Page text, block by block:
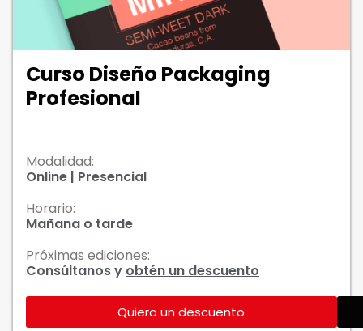
Curso Diseño Packaging
Profesional
Modalidad:
Online | Presencial
Horario:
Mañana o tarde
Próximas ediciones:
Consúltanos y obtén un descuento
Quiero un descuento